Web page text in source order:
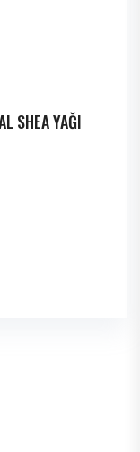
SHEA YAĞI